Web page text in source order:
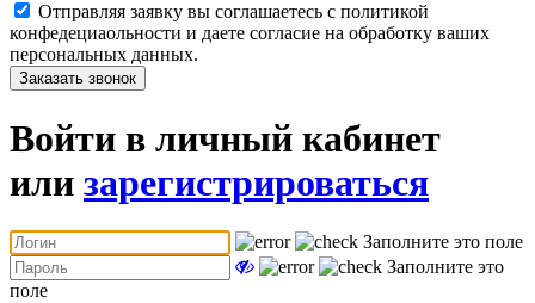
Отправляя заявку вы соглашаетесь с политикой
конфедециаольности и даете согласие на обработку ваших
персональных данных.
Заказать звонок
Войти в личный кабинет
или зарегистрироваться
Заполните это поле
Заполните это
поле